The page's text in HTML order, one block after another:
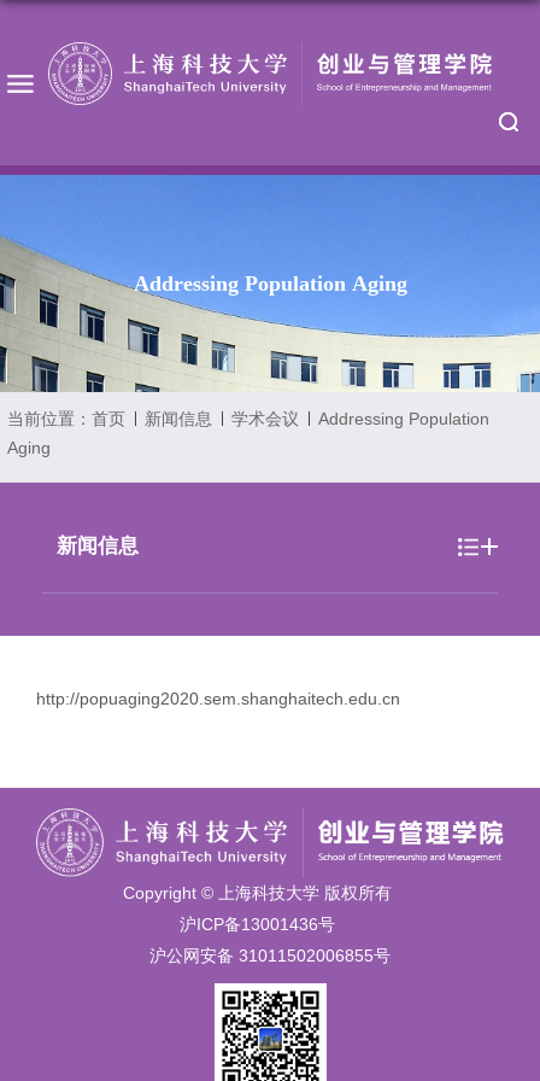
Addressing Population Aging
当前位置： 首页 新闻信息 学术会议
Addressing Population
Aging
新闻信息
http://popuaging2020.sem.shanghaitech.edu.cn
Copyright © 上海科技大学 版权所有
沪ICP备13001436号
沪公网安备 31011502006855号